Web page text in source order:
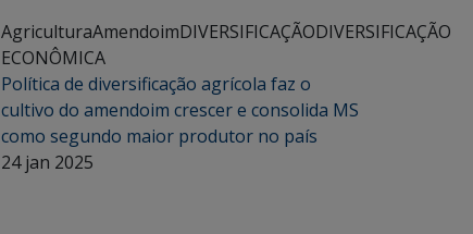
AgriculturaAmendoimDIVERSIFICAÇÃODIVERSIFICAÇÃO
ECONÔMICA
Política de diversificação agrícola faz o
cultivo do amendoim crescer e consolida MS
como segundo maior produtor no país
24 jan 2025